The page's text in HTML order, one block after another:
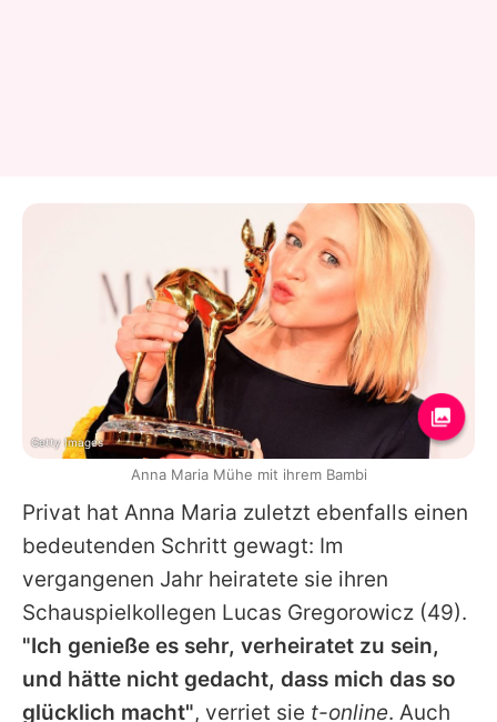
Privat hat Anna Maria zuletzt ebenfalls einen
bedeutenden Schritt gewagt: Im
vergangenen Jahr heiratete sie ihren
Schauspielkollegen Lucas Gregorowicz (49).
"Ich genieße es sehr, verheiratet zu sein,
und hätte nicht gedacht, dass mich das so
glücklich macht", verriet sie t-online. Auch
Getty Images
Anna Maria Mühe mit ihrem Bambi